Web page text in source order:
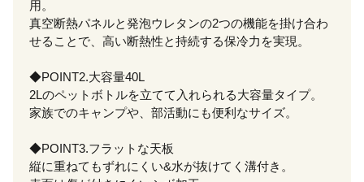
用。
真空断熱パネルと発泡ウレタンの2つの機能を掛け合わ
せることで、高い断熱性と持続する保冷力を実現。
◆POINT2.大容量40L
2Lのペットボトルを立てて入れられる大容量タイプ。
家族でのキャンプや、部活動にも便利なサイズ。
◆POINT3.フラットな天板
縦に重ねてもずれにくい&水が抜けてく溝付き。